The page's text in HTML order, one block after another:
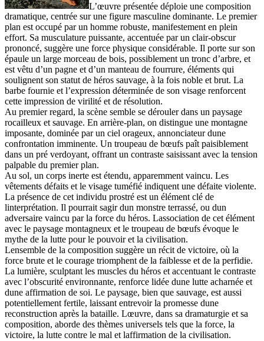
L’œuvre présentée déploie une composition
dramatique, centrée sur une figure masculine dominante. Le premier
plan est occupé par un homme robuste, manifestement en plein
effort. Sa musculature puissante, accentuée par un clair-obscur
prononcé, suggère une force physique considérable. Il porte sur son
épaule un large morceau de bois, possiblement un tronc d’arbre, et
est vêtu d’un pagne et d’un manteau de fourrure, éléments qui
soulignent son statut de héros sauvage, à la fois noble et brut. La
barbe fournie et l’expression déterminée de son visage renforcent
cette impression de virilité et de résolution.
Au premier regard, la scène semble se dérouler dans un paysage
rocailleux et sauvage. En arrière-plan, on distingue une montagne
imposante, dominée par un ciel orageux, annonciateur dune
confrontation imminente. Un troupeau de bœufs paît paisiblement
dans un pré verdoyant, offrant un contraste saisissant avec la tension
palpable du premier plan.
Au sol, un corps inerte est étendu, apparemment vaincu. Les
vêtements défaits et le visage tuméfié indiquent une défaite violente.
La présence de cet individu prostré est un élément clé de
linterprétation. Il pourrait sagir dun monstre terrassé, ou dun
adversaire vaincu par la force du héros. Lassociation de cet élément
avec le paysage montagneux et le troupeau de bœufs évoque le
mythe de la lutte pour le pouvoir et la civilisation.
Lensemble de la composition suggère un récit de victoire, où la
force brute et le courage triomphent de la faiblesse et de la perfidie.
La lumière, sculptant les muscles du héros et accentuant le contraste
avec l’obscurité environnante, renforce lidée dune lutte acharnée et
dune affirmation de soi. Le paysage, bien que sauvage, est aussi
potentiellement fertile, laissant entrevoir la promesse dune
reconstruction après la bataille. Lœuvre, dans sa dramaturgie et sa
composition, aborde des thèmes universels tels que la force, la
victoire, la lutte contre le mal et laffirmation de la civilisation.